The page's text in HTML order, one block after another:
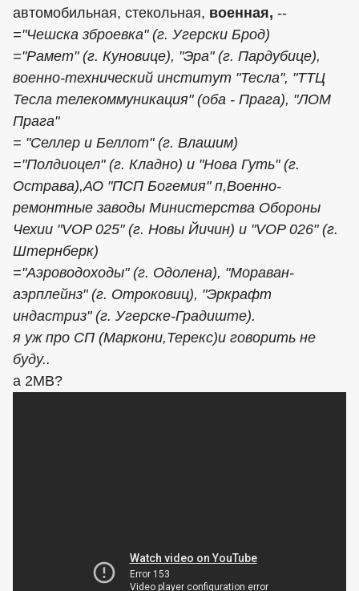
автомобильная, стекольная, военная, --
="Чешска зброевка" (г. Угерски Брод)
="Рамет" (г. Куновице), "Эра" (г. Пардубице),
военно-технический институт "Тесла", "ТТЦ
Тесла телекоммуникация" (оба - Прага), "ЛОМ
Прага"
= "Селлер и Беллот" (г. Влашим)
="Полдиоцел" (г. Кладно) и "Нова Гуть" (г.
Острава),АО "ПСП Богемия" п,Военно-
ремонтные заводы Министерства Обороны
Чехии "VOP 025" (г. Новы Йичин) и "VOP 026" (г.
Штернберк)
="Аэроводоходы" (г. Одолена), "Мораван-
аэрплейнз" (г. Отроковиц), "Эркрафт
индастриз" (г. Угерске-Градиште).
я уж про СП (Маркони,Терекс)и говорить не
буду..
а 2МВ?